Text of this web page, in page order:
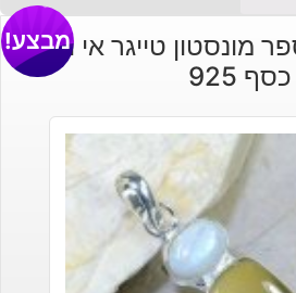
מונסטון טייגר אי וקוורץ
כסף 925
מבצע!